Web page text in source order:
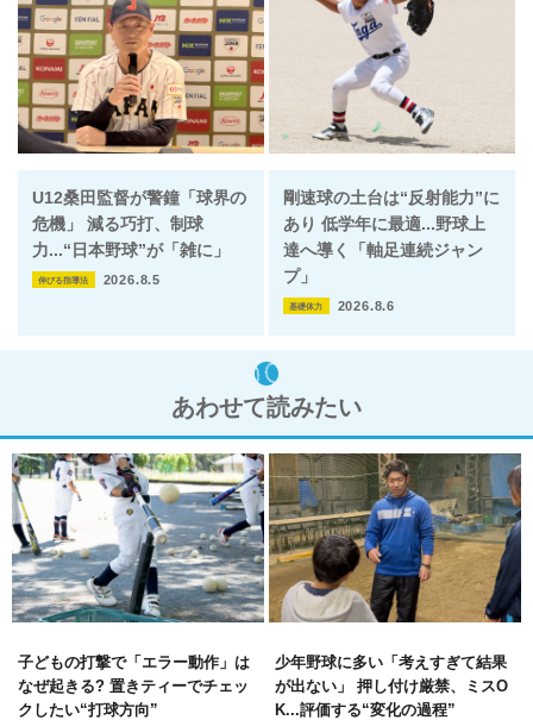
U12桑田監督が警鐘「球界の
危機」 減る巧打、制球
力...“日本野球”が「雑に」
伸びる指導法 2026.8.5
剛速球の土台は“反射能力”に
あり 低学年に最適...野球上
達へ導く「軸足連続ジャン
プ」
基礎体力 2026.8.6
あわせて読みたい
子どもの打撃で「エラー動作」は
なぜ起きる? 置きティーでチェッ
クしたい“打球方向”
少年野球に多い「考えすぎて結果
が出ない」 押し付け厳禁、ミスO
K...評価する“変化の過程”